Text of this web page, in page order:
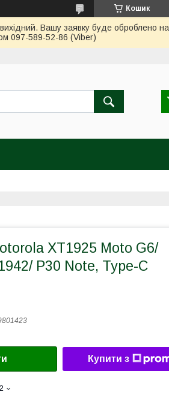
Кошик
Вашу заявку буде оброблено
097-589-52-86 (Viber)
XT1925 Moto G6/
P30 Note, Type-C
Купити з